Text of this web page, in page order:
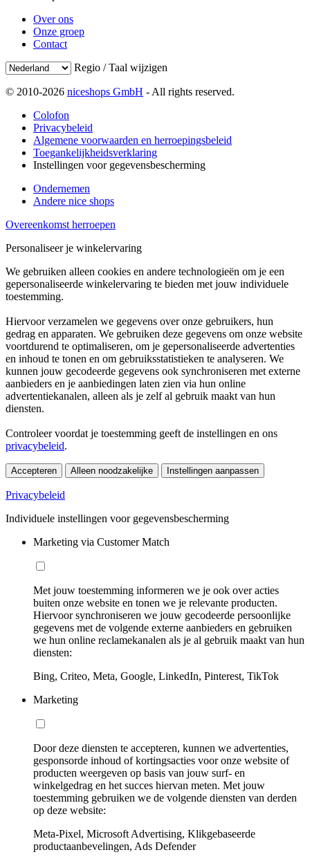
Over ons
Onze groep
Contact
Regio / Taal wijzigen
© 2010-2026 niceshops GmbH - All rights reserved.
Colofon
Privacybeleid
Algemene voorwaarden en herroepingsbeleid
Toegankelijkheidsverklaring
Instellingen voor gegevensbescherming
Ondernemen
Andere nice shops
Overeenkomst herroepen
Personaliseer je winkelervaring
We gebruiken alleen cookies en andere technologieën om je een
gepersonaliseerde winkelervaring te bieden met jouw individuele
toestemming.
Hiervoor verzamelen we gegevens over onze gebruikers, hun
gedrag en apparaten. We gebruiken deze gegevens om onze website
voortdurend te optimaliseren, om je gepersonaliseerde advertenties
en inhoud te tonen en om gebruiksstatistieken te analyseren. We
kunnen jouw gecodeerde gegevens ook synchroniseren met externe
aanbieders en je aanbiedingen laten zien via hun online
advertentiekanalen, alleen als je zelf al gebruik maakt van hun
diensten.
Controleer voordat je toestemming geeft de instellingen en ons
privacybeleid.
Accepteren Alleen noodzakelijke Instellingen aanpassen
Privacybeleid
Individuele instellingen voor gegevensbescherming
Marketing via Customer Match
Met jouw toestemming informeren we je ook over acties
buiten onze website en tonen we je relevante producten.
Hiervoor synchroniseren we jouw gecodeerde persoonlijke
gegevens met de volgende externe aanbieders en gebruiken
we hun online reclamekanalen als je al gebruik maakt van hun
diensten:
Bing, Criteo, Meta, Google, LinkedIn, Pinterest, TikTok
Marketing
Door deze diensten te accepteren, kunnen we advertenties,
gesponsorde inhoud of kortingsacties voor onze website of
producten weergeven op basis van jouw surf- en
winkelgedrag en het succes hiervan meten. Met jouw
toestemming gebruiken we de volgende diensten van derden
op deze website:
Meta-Pixel, Microsoft Advertising, Klikgebaseerde
productaanbevelingen, Ads Defender